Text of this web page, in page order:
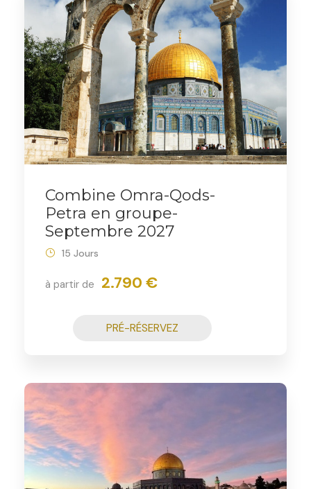
Combine Omra-Qods-
Petra en groupe-
Septembre 2027
à partir de 2.790 €
15 Jours
PRÉ-RÉSERVEZ